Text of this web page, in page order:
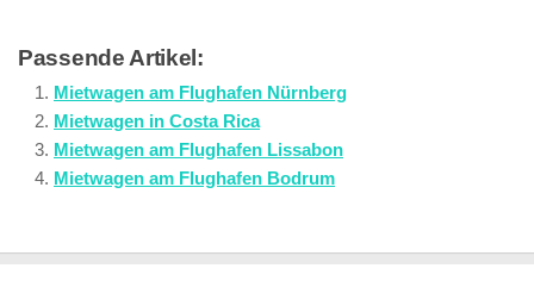
Passende Artikel:
Mietwagen am Flughafen Nürnberg
Mietwagen in Costa Rica
Mietwagen am Flughafen Lissabon
Mietwagen am Flughafen Bodrum